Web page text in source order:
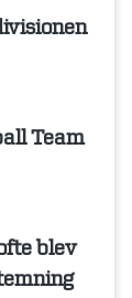
Team
blev